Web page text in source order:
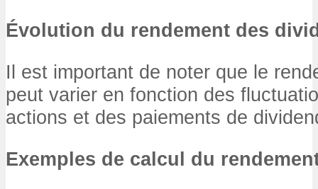
Évolution du rendement des
Il est important de noter que le
peut varier en fonction des
actions et des paiements de
Exemples de calcul du